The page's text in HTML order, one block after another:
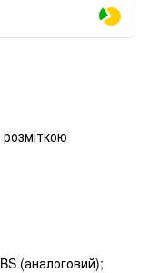
(аналоговий);